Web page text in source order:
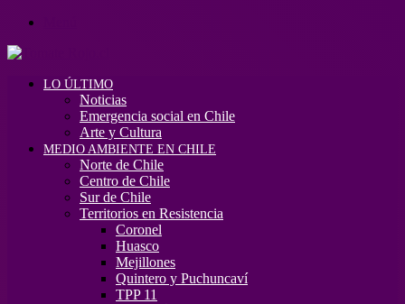
LO ÚLTIMO
Noticias
Emergencia social en Chile
Arte y Cultura
MEDIO AMBIENTE EN CHILE
Norte de Chile
Centro de Chile
Sur de Chile
Territorios en Resistencia
Coronel
Huasco
Mejillones
Quintero y Puchuncaví
TPP 11